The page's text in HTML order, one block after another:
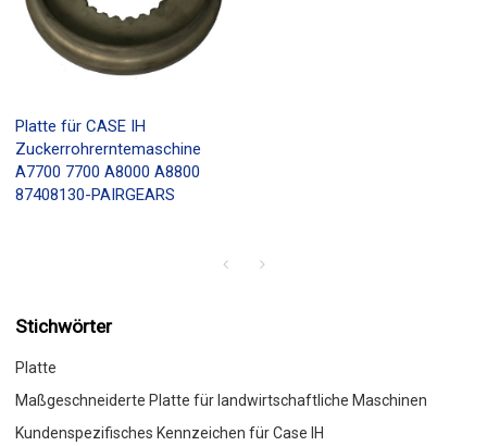
Platte für CASE IH
Zuckerrohrerntemaschine
A7700 7700 A8000 A8800
87408130-PAIRGEARS
Stichwörter
Platte
Maßgeschneiderte Platte für landwirtschaftliche Maschinen
Kundenspezifisches Kennzeichen für Case IH